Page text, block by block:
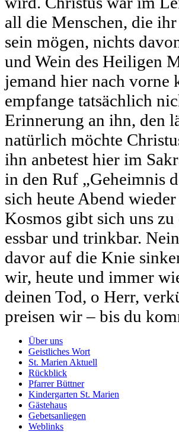
all die Menschen, die
sein mögen, nichts
und Wein des Heiligen
jemand hier nach vorne
empfange tatsächlich
Erinnerung an ihn, den
natürlich möchte
ihn anbetest hier im
in den Ruf „Geheimnis
sich heute Abend
Kosmos gibt sich uns
essbar und trinkbar.
davor auf die Knie
wir, heute und immer
deinen Tod, o Herr,
preisen wir – bis du
Über uns
Geistliches Wort
St. Marien Aktuell
Rückblick
Pfarrer Büttner
Kindergarten St. Marien
Gästehaus
Gebetsanliegen
Weblinks